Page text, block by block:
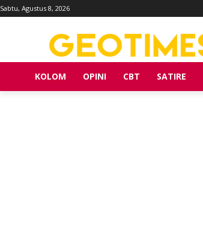
Sabtu, Agustus 8, 2026
KOLOM OPINI CBT SATIRE